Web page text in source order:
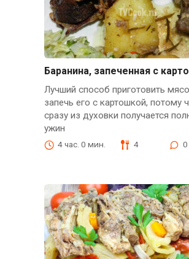
Баранина, запеченная с
Лучший способ приготовить
запечь его с картошкой, потому
сразу из духовки получается
ужин
4 час. 0 мин. 4 0